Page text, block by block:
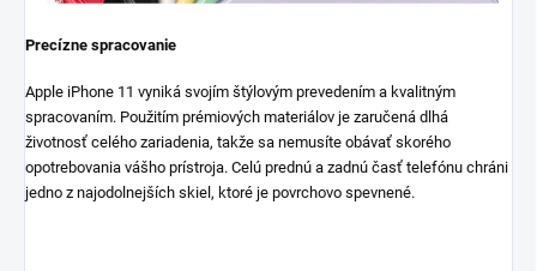
Precízne spracovanie
Apple iPhone 11 vyniká svojím štýlovým prevedením a kvalitným
spracovaním. Použitím prémiových materiálov je zaručená dlhá
životnosť celého zariadenia, takže sa nemusíte obávať skorého
opotrebovania vášho prístroja. Celú prednú a zadnú časť telefónu chráni
jedno z najodolnejších skiel, ktoré je povrchovo spevnené.